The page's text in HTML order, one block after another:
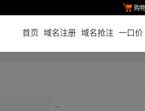
购
首页 域名注册 域名抢注 一口价
--